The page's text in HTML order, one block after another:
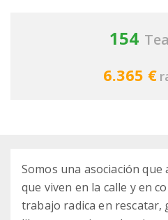
154
6.365 €
Somos una asociación que
que viven en la calle y en
trabajo radica en rescatar,